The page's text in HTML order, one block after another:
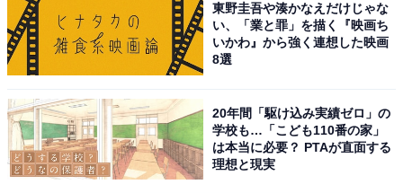
東野圭吾や湊かなえだけじゃな
い、「業と罪」を描く『映画ち
いかわ』から強く連想した映画
8選
20年間「駆け込み実績ゼロ」の
学校も…「こども110番の家」
は本当に必要？ PTAが直面する
理想と現実